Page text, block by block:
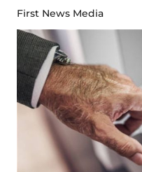
First News Media